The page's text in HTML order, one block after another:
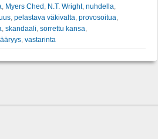
Myers Ched N.T. Wright, nuhdella
pelastava väkivalta provosoitua
skandaali sorrettu kansa
vastarinta